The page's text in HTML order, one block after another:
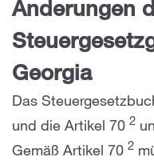
Änderungen
Georgia
Das
und die Artikel 70 2
Gemäß Artikel 70 2